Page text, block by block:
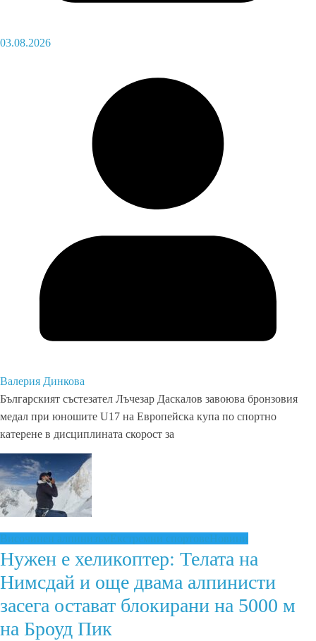
03.08.2026
Валерия Динкова
Българският състезател Лъчезар Даскалов завоюва бронзовия
медал при юношите U17 на Европейска купа по спортно
катерене в дисциплината скорост за
Височинен алпинизъмЕкстремни спортовеНовини
Нужен е хеликоптер: Телата на
Нимсдай и още двама алпинисти
засега остават блокирани на 5000 м
на Броуд Пик